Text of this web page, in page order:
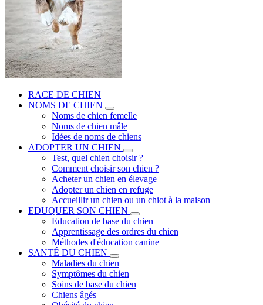
RACE DE CHIEN
NOMS DE CHIEN
Noms de chien femelle
Noms de chien mâle
Idées de noms de chiens
ADOPTER UN CHIEN
Test, quel chien choisir ?
Comment choisir son chien ?
Acheter un chien en élevage
Adopter un chien en refuge
Accueillir un chien ou un chiot à la maison
EDUQUER SON CHIEN
Education de base du chien
Apprentissage des ordres du chien
Méthodes d'éducation canine
SANTÉ DU CHIEN
Maladies du chien
Symptômes du chien
Soins de base du chien
Chiens âgés